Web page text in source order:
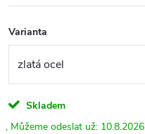
Varianta
Skladem
10.8.2026